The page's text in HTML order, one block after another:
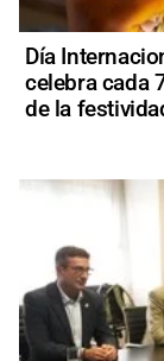
Día
celebra cada
de la